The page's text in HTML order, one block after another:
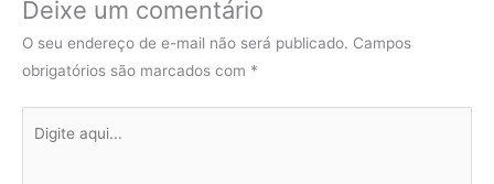
Deixe um comentário
O seu endereço de e-mail não será publicado. Campos
obrigatórios são marcados com *
aqui...